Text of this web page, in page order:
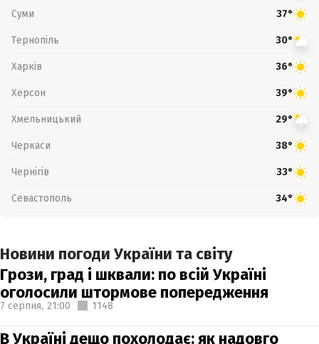
Суми 37°
Тернопіль 30°
Харків 36°
Херсон 39°
Хмельницький 29°
Черкаси 38°
Чернігів 33°
Севастополь 34°
Новини погоди України та світу
Грози, град і шквали: по всій Україні
оголосили штормове попередження
7 серпня, 21:00 1148
В Україні дещо похолодає: як надовго